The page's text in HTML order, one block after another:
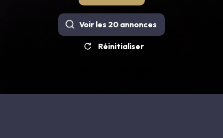
Voir les 20 annonces
Réinitialiser